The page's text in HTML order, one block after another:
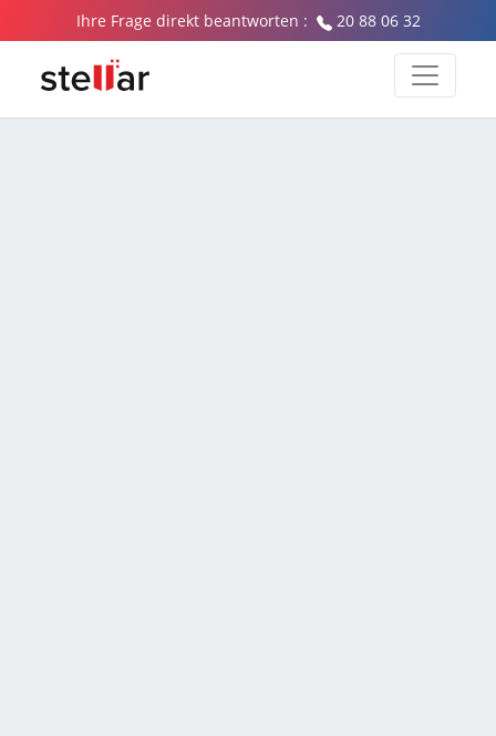
Ihre Frage direkt beantworten : 20 88 06 32